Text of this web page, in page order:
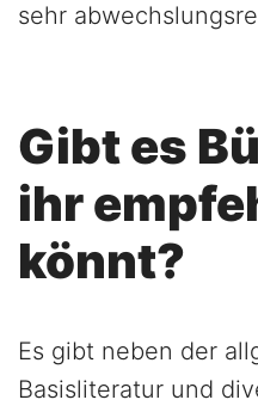
sehr
Gibt es
ihr
könnt?
Es gibt neben der
Basisliteratur und